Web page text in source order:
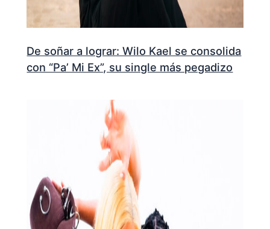
De soñar a lograr: Wilo Kael se consolida
con “Pa’ Mi Ex”, su single más pegadizo